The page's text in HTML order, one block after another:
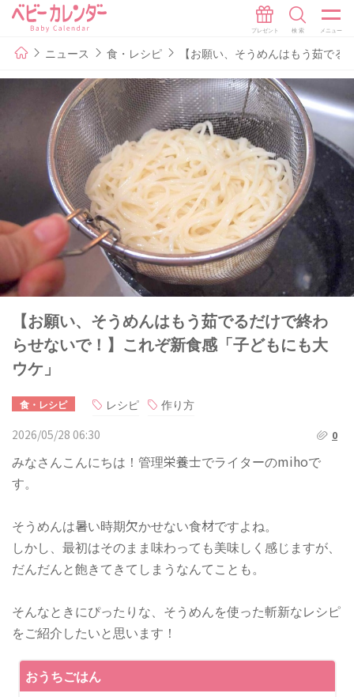
ニュース 食・レシピ 【お願い、そうめんはもう茹で
【お願い、そうめんはもう茹でるだけで終わ
らせないで！】これぞ新食感「子どもにも大
ウケ」
食・レシピ レシピ
作り方
2026/05/28 06:30
0
みなさんこんにちは！管理栄養士でライターのmihoで
す。
そうめんは暑い時期欠かせない食材ですよね。
しかし、最初はそのまま味わっても美味しく感じますが、
だんだんと飽きてきてしまうなんてことも。
そんなときにぴったりな、そうめんを使った斬新なレシピ
をご紹介したいと思います！
おうちごはん